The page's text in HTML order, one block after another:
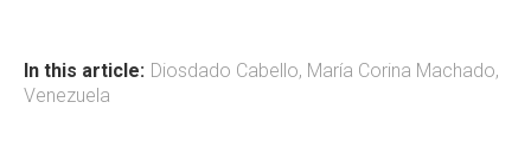
ok p
tir
In this article: Diosdado Cabello, María Corina Machado,
Venezuela